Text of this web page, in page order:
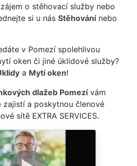
o stěhovací služby nebo
si u nás Stěhovánínebo
v Pomezí spolehlivou
oken či jiné úklidové služby?
a Mytí oken!
dlažeb Pomezívám
zajistí a poskytnou členové
sítě EXTRA SERVICES.